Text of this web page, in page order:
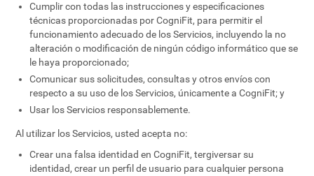
Cumplir con todas las instrucciones y especificaciones
técnicas proporcionadas por CogniFit, para permitir el
funcionamiento adecuado de los Servicios, incluyendo la no
alteración o modificación de ningún código informático que se
le haya proporcionado;
Comunicar sus solicitudes, consultas y otros envíos con
respecto a su uso de los Servicios, únicamente a CogniFit; y
Usar los Servicios responsablemente.
Al utilizar los Servicios, usted acepta no:
Crear una falsa identidad en CogniFit, tergiversar su
identidad, crear un perfil de usuario para cualquier persona